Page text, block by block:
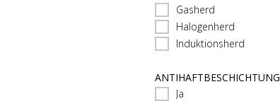
Gasherd
Halogenherd
Induktionsherd
ANTIHAFTBESCHICHTUNG
Ja